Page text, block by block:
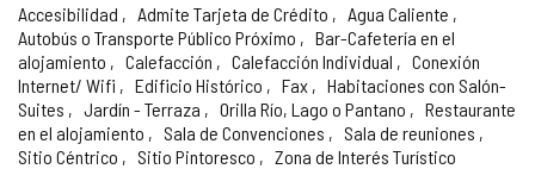
Accesibilidad Admite Tarjeta de Crédito
Agua Caliente
Autobús o Transporte Público Próximo
Bar-Cafetería en el
alojamiento
Calefacción Calefacción Individual
Conexión
Internet/ Wifi
Edificio Histórico Fax
Habitaciones con Salón-
Suites
Jardín - Terraza Orilla Río, Lago o Pantano
Restaurante
en el alojamiento
Sala de Convenciones
Sala de reuniones
Sitio Céntrico
Sitio Pintoresco Zona de Interés Turístico